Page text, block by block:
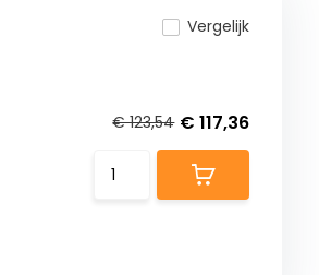
Vergelijk
€ 123,54 € 117,36